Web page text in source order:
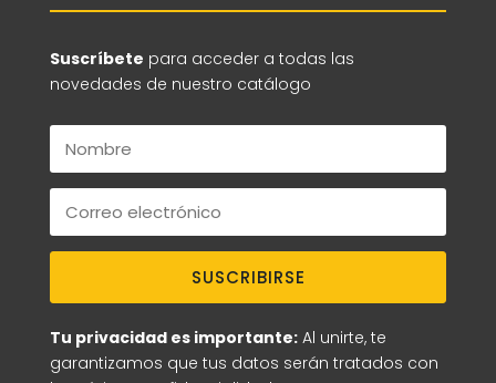
Suscríbete para acceder a todas las
novedades de nuestro catálogo
SUSCRIBIRSE
Tu privacidad es importante:Al unirte, te
garantizamos que tus datos serán tratados con